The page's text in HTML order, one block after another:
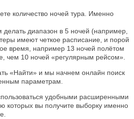
количество ночей тура. Именно
делать диапазон в 5 ночей (например,
имеют четкое расписание, и порой
время, например 13 ночей полётом
чем 10 ночей «регулярным рейсом».
«Найти» и мы начнем онлайн поиск
параметрам.
удобными расширенными
которых вы получите выборку именно